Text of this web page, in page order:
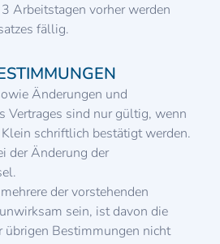
Arbeitstagen vorher werden
fällig.
Änderungen und
Vertrages sind nur gültig, wenn
schriftlich bestätigt werden.
der Änderung der
der vorstehenden
sein, ist davon die
übrigen Bestimmungen nicht